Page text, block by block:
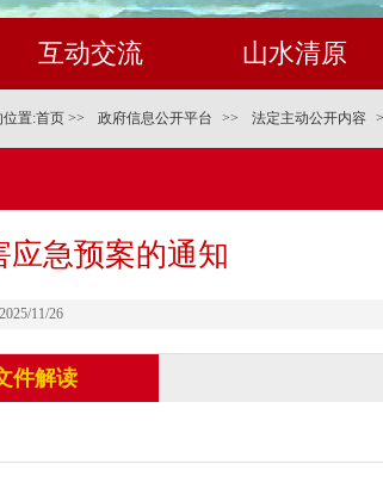
互动交流 山水清原
位置:首页>> 政府信息公开平台 >> 法定主动公开内容
急预案的通知
11/26
件解读